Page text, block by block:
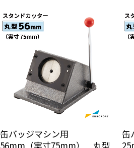
缶バッジマシン用
56mm（実寸75mm） 丸型
缶